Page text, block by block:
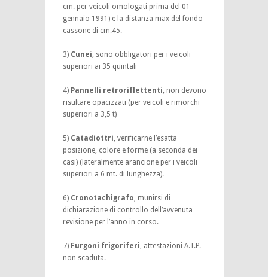
cm. per veicoli omologati prima del 01
gennaio 1991) e la distanza max del fondo
cassone di cm.45.
3) Cunei, sono obbligatori per i veicoli
superiori ai 35 quintali
4) Pannelli retroriflettenti, non devono
risultare opacizzati (per veicoli e rimorchi
superiori a 3,5 t)
5) Catadiottri, verificarne l’esatta
posizione, colore e forme (a seconda dei
casi) (lateralmente arancione per i veicoli
superiori a 6 mt. di lunghezza).
6) Cronotachigrafo, munirsi di
dichiarazione di controllo dell’avvenuta
revisione per l’anno in corso.
7) Furgoni frigoriferi, attestazioni A.T.P.
non scaduta.